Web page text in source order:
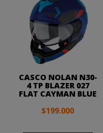
CASCO NOLAN N30-
4 TP BLAZER 027
FLAT CAYMAN BLUE
$199.000